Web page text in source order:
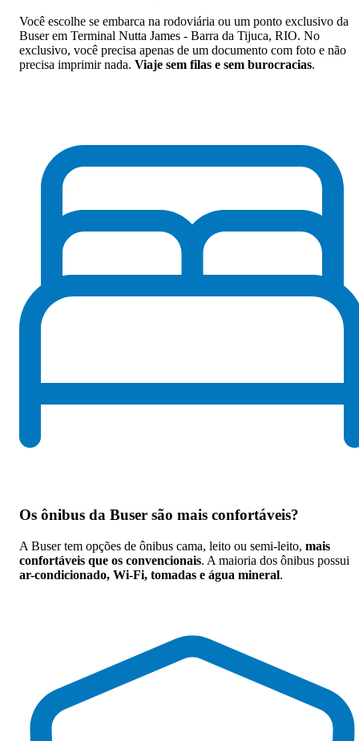
Você escolhe se embarca na rodoviária ou um ponto exclusivo da
Buser em Terminal Nutta James - Barra da Tijuca, RIO. No
exclusivo, você precisa apenas de um documento com foto e não
precisa imprimir nada. Viaje sem filas e sem burocracias.
Os ônibus da Buser são mais confortáveis?
A Buser tem opções de ônibus cama, leito ou semi-leito, mais
confortáveis que os convencionais. A maioria dos ônibus possui
ar-condicionado, Wi-Fi, tomadas e água mineral.